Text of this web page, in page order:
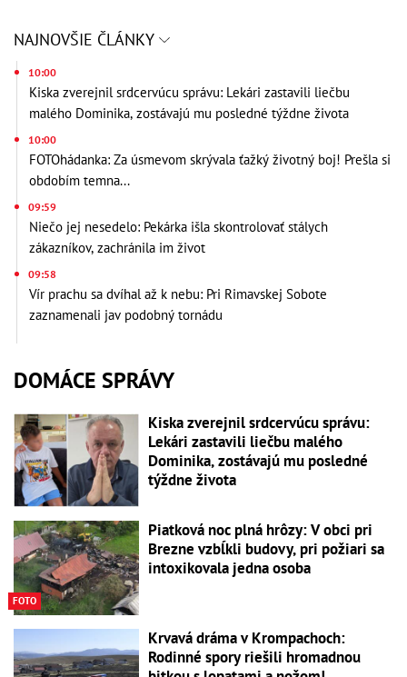
NAJNOVŠIE ČLÁNKY
10:00
Kiska zverejnil srdcervúcu správu: Lekári zastavili liečbu
malého Dominika, zostávajú mu posledné týždne života
10:00
FOTOhádanka: Za úsmevom skrývala ťažký životný boj! Prešla si
obdobím temna...
09:59
Niečo jej nesedelo: Pekárka išla skontrolovať stálych
zákazníkov, zachránila im život
09:58
Vír prachu sa dvíhal až k nebu: Pri Rimavskej Sobote
zaznamenali jav podobný tornádu
DOMÁCE SPRÁVY
Kiska zverejnil srdcervúcu správu:
Lekári zastavili liečbu malého
Dominika, zostávajú mu posledné
týždne života
FOTO
Piatková noc plná hrôzy: V obci pri
Brezne vzbĺkli budovy, pri požiari sa
intoxikovala jedna osoba
Krvavá dráma v Krompachoch:
Rodinné spory riešili hromadnou